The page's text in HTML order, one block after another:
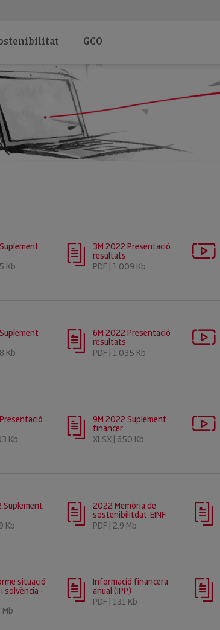
GCO
Kb
3M 2022 Presentació
resultats
PDF | 1.009 Kb
Kb
6M 2022 Presentació
resultats
PDF | 1.035 Kb
Kb
9M 2022 Suplement
financer
XLSX | 650 Kb
Suplement
Kb
2022 Memòria de
sostenibilitdat-EINF
PDF | 2.9 Mb
situació
solvència -
Mb
Informació financera
anual (IPP)
PDF | 131 Kb